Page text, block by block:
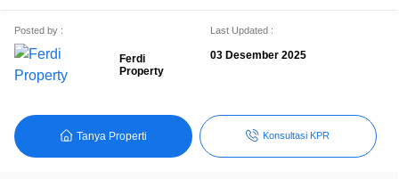
Posted by :
Ferdi
Property
Last Updated :
03 Desember 2025
Tanya Properti Konsultasi KPR